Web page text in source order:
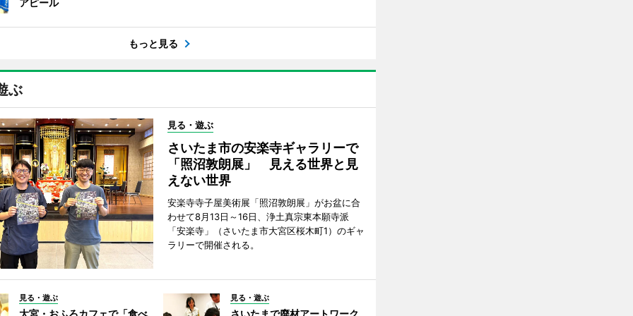
アピール
もっと見る
ぶ
見る・遊ぶ
さいたま市の安楽寺ギャラリーで
「照沼敦朗展」 見える世界と見
えない世界
安楽寺寺子屋美術展「照沼敦朗展」がお盆に合
わせて8月13日～16日、浄土真宗東本願寺派
「安楽寺」（さいたま市大宮区桜木町1）のギャ
ラリーで開催される。
見る・遊ぶ 見る・遊ぶ